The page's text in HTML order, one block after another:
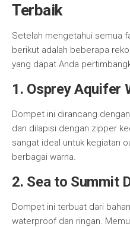
Terbaik
Setelah mengetahui semua
berikut adalah beberapa
yang dapat Anda
1. Osprey Aquifer
Dompet ini dirancang
dan dilapisi dengan zipper
sangat ideal untuk kegiatan
berbagai warna.
2. Sea to Summit
Dompet ini terbuat dari
waterproof dan ringan.